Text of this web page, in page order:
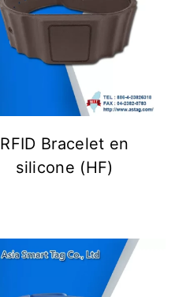
RFID Bracelet en
silicone (HF)